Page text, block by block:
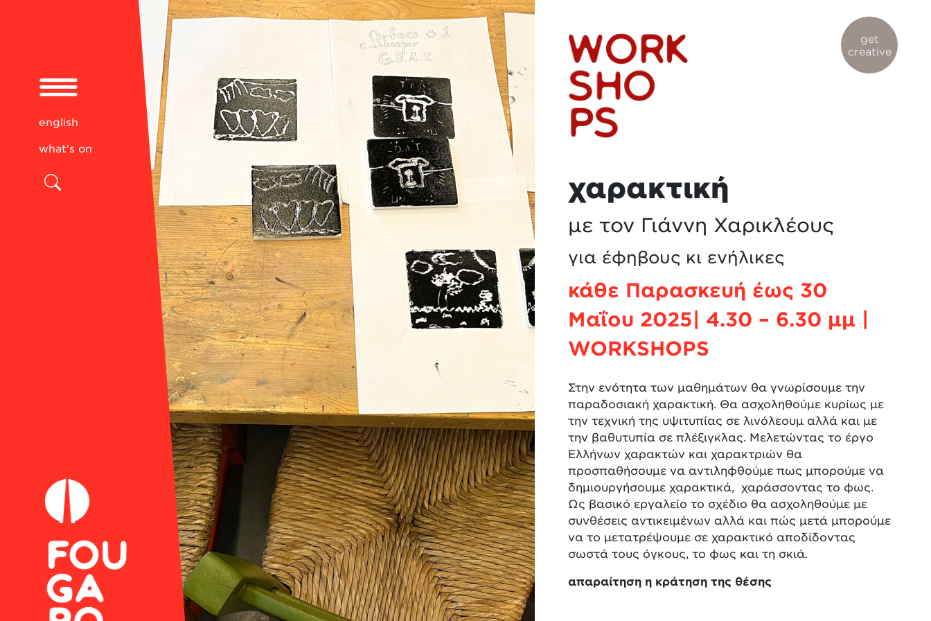
get
creative
χαρακτική
με τον Γιάννη Χαρικλέους
για έφηβους κι ενήλικες
κάθε Παρασκευή έως 30
Μαΐου 2025| 4.30 – 6.30 μμ |
WORKSHOPS
Στην ενότητα των μαθημάτων θα γνωρίσουμε την
παραδοσιακή χαρακτική. Θα ασχοληθούμε κυρίως με
την τεχνική της υψιτυπίας σε λινόλεουμ αλλά και με
την βαθυτυπία σε πλέξιγκλας. Μελετώντας το έργο
Ελλήνων χαρακτών και χαρακτριών θα
προσπαθήσουμε να αντιληφθούμε πως μπορούμε να
δημιουργήσουμε χαρακτικά, χαράσσοντας το φως.
Ως βασικό εργαλείο το σχέδιο θα ασχοληθούμε με
συνθέσεις αντικειμένων αλλά και πώς μετά μπορούμε
να το μετατρέψουμε σε χαρακτικό αποδίδοντας
σωστά τους όγκους, το φως και τη σκιά.
απαραίτηση η κράτηση της θέσης
english
what's on